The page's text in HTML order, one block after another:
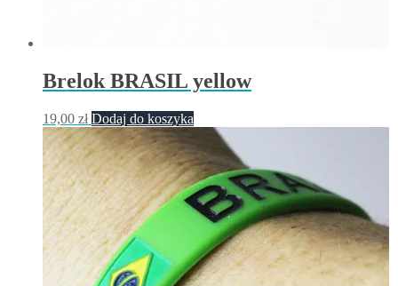
Brelok BRASIL yellow
19,00 zł Dodaj do koszyka